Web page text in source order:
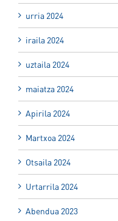
urria 2024
iraila 2024
uztaila 2024
maiatza 2024
Apirila 2024
Martxoa 2024
Otsaila 2024
Urtarrila 2024
Abendua 2023